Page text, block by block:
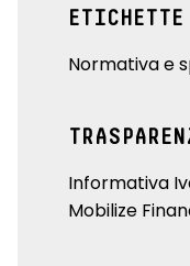
Normativa e
Informativa
Mobilize